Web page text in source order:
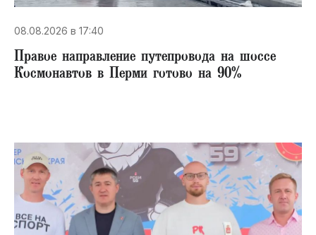
08.08.2026 в 17:40
Правое направление путепровода на шоссе
Космонавтов в Перми готово на 90%